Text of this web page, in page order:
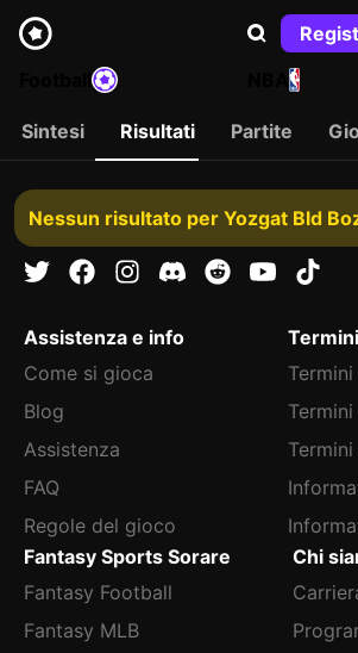
NBA
Sintesi Risultati Partite
Nessun risultato per Yozgat Bld
Assistenza e info
Come si gioca
Blog
Assistenza
FAQ
Regole del gioco
Termini
Fantasy Sports Sorare
Fantasy Football
Fantasy MLB
Chi